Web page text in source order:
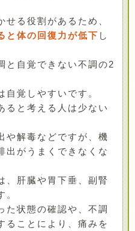
る役割があるため、
と体の回復力が低下 し
と自覚できない不調の2
覚しやすいです。
ると考える人は少ない
や解毒などですが、機
出がうまくできなくな
、肝臓や胃下垂、副腎
た状態の確認や、不調
ることにより、痛みを